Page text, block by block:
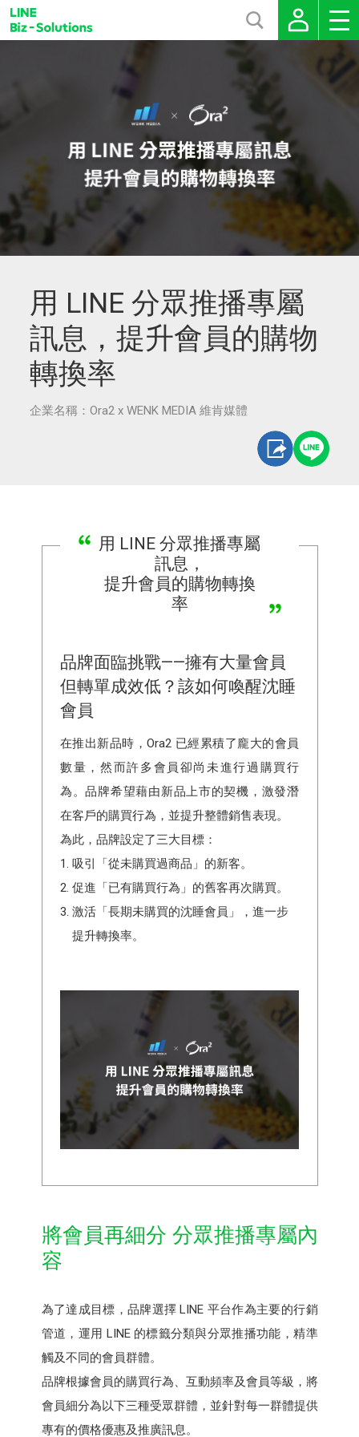
用 LINE 分眾推播專屬
訊息，提升會員的購物
轉換率
企業名稱：Ora2 x WENK MEDIA 維肯媒體
用 LINE 分眾推播專屬
訊息，
提升會員的購物轉換
率
品牌面臨挑戰——擁有大量會員
但轉單成效低？該如何喚醒沈睡
會員
在推出新品時，Ora2 已經累積了龐大的會員
數量，然而許多會員卻尚未進行過購買行
為。品牌希望藉由新品上市的契機，激發潛
在客戶的購買行為，並提升整體銷售表現。
為此，品牌設定了三大目標：
吸引「從未購買過商品」的新客。
促進「已有購買行為」的舊客再次購買。
激活「長期未購買的沈睡會員」，進一步
提升轉換率。
將會員再細分 分眾推播專屬內
容
為了達成目標，品牌選擇 LINE 平台作為主要的行銷
管道，運用 LINE 的標籤分類與分眾推播功能，精準
觸及不同的會員群體。
品牌根據會員的購買行為、互動頻率及會員等級，將
會員細分為以下三種受眾群體，並針對每一群體提供
專有的價格優惠及推廣訊息。